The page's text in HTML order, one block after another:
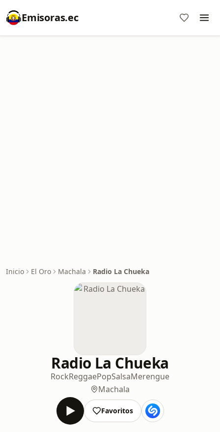
Emisoras.ec
Inicio El Oro Machala Radio La Chueka
Radio La Chueka
RockReggaePopSalsaMerengue
Machala
Favoritos